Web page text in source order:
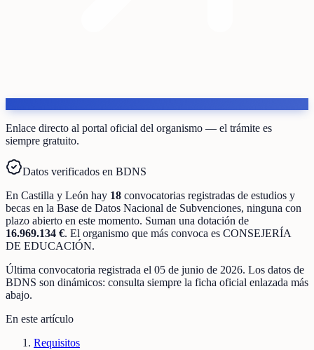
Enlace directo al portal oficial del organismo — el trámite es
siempre gratuito.
Datos verificados en BDNS
En Castilla y León hay 18 convocatorias registradas de estudios y
becas en la Base de Datos Nacional de Subvenciones, ninguna con
plazo abierto en este momento. Suman una dotación de
16.969.134 €. El organismo que más convoca es CONSEJERÍA
DE EDUCACIÓN.
Última convocatoria registrada el 05 de junio de 2026. Los datos de
BDNS son dinámicos: consulta siempre la ficha oficial enlazada más
abajo.
En este artículo
Requisitos